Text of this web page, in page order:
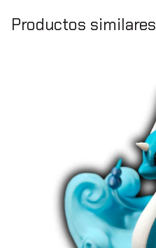
Productos similares